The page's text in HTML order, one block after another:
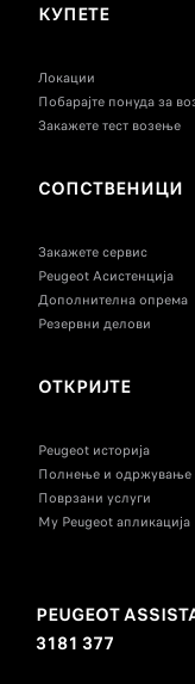
КУПЕТЕ
Локации
Побарајте понуда за
Закажете тест возење
СОПСТВЕНИЦИ
Закажете сервис
Peugeot Асистенција
Дополнителна опрема
Резервни делови
ОТКРИЈТЕ
Peugeot историја
Полнење и одржување
Поврзани услуги
My Peugeot апликација
PEUGEOT
3181 377